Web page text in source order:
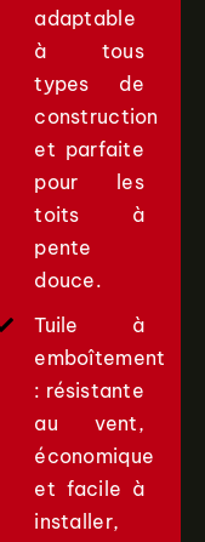
adaptable
à tous
types de
construction
et parfaite
pour les
toits à
pente
douce.
Tuile à
emboîtement
: résistante
au vent,
économique
et facile à
installer,